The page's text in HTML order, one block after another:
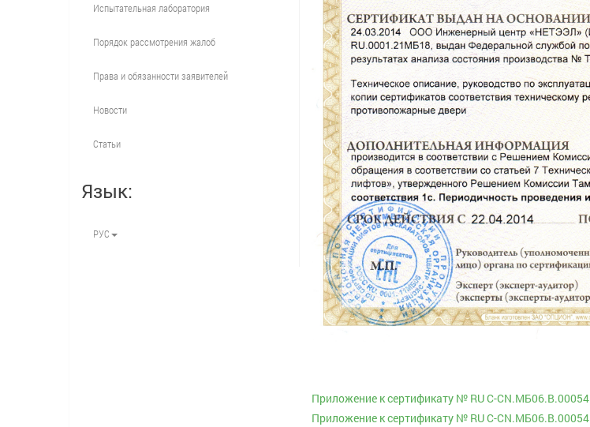
Приложение к cертификату № RU С-CN.МБ06.В.00054
Приложение к cертификату № RU С-CN.МБ06.В.00054
Испытательная лаборатория
Порядок рассмотрения жалоб
Права и обязанности заявителей
Новости
Статьи
Язык:
РУС